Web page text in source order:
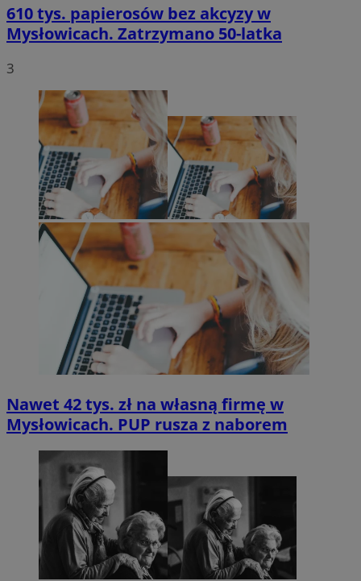
610 tys. papierosów bez akcyzy w
Mysłowicach. Zatrzymano 50-latka
3
Nawet 42 tys. zł na własną firmę w
Mysłowicach. PUP rusza z naborem